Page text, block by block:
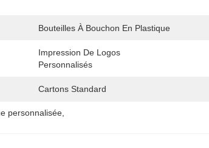
Bouteilles À Bouchon En Plastique
Impression De Logos
Personnalisés
Cartons Standard
personnalisée